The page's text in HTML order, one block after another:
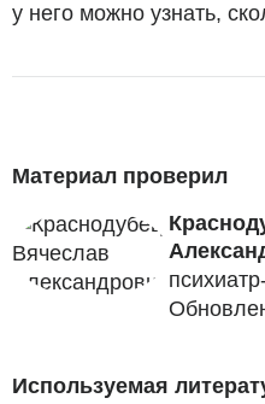
у него можно узнать,
Материал проверил
Используемая